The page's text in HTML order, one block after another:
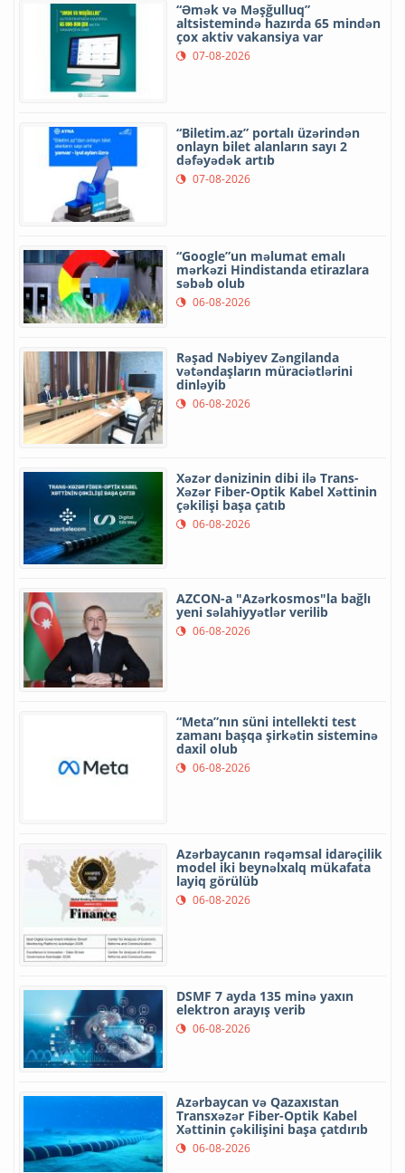
“Əmək və Məşğulluq”
altsistemində hazırda 65 mindən
çox aktiv vakansiya var
07-08-2026
“Biletim.az” portalı üzərindən
onlayn bilet alanların sayı 2
dəfəyədək artıb
07-08-2026
“Google”un məlumat emalı
mərkəzi Hindistanda etirazlara
səbəb olub
06-08-2026
Rəşad Nəbiyev Zəngilanda
vətəndaşların müraciətlərini
dinləyib
06-08-2026
Xəzər dənizinin dibi ilə Trans-
Xəzər Fiber-Optik Kabel Xəttinin
çəkilişi başa çatıb
06-08-2026
AZCON-a "Azərkosmos"la bağlı
yeni səlahiyyətlər verilib
06-08-2026
“Meta”nın süni intellekti test
zamanı başqa şirkətin sisteminə
daxil olub
06-08-2026
Azərbaycanın rəqəmsal idarəçilik
model iki beynəlxalq mükafata
layiq görülüb
06-08-2026
DSMF 7 ayda 135 minə yaxın
elektron arayış verib
06-08-2026
Azərbaycan və Qazaxıstan
Transxəzər Fiber-Optik Kabel
Xəttinin çəkilişini başa çatdırıb
06-08-2026